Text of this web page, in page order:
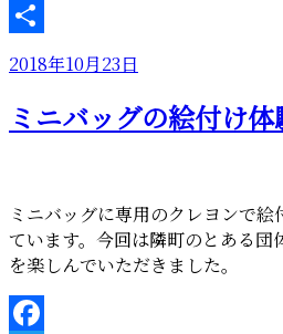
Copy
投
日:
2018年10月23日
ミニバッグの絵付け体
ミニバッグに専用のクレヨンで
ています。今回は隣町のとある団
を楽しんでいただきました。